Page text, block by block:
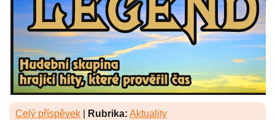
Celý příspěvek Rubrika: Aktuality